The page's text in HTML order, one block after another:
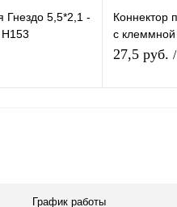
Гнездо 5,5*2,1 -
мама DC
Коннектор
с клеммной
27,5 руб.
График работы